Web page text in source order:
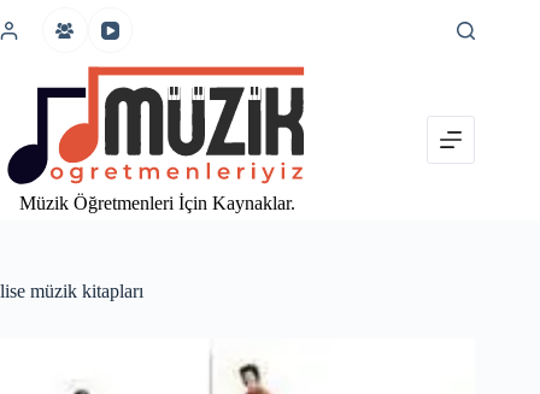
atla
Müzik Öğretmenleri İçin Kaynaklar.
lise müzik kitapları